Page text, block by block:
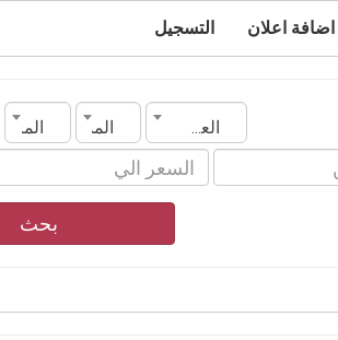
اضافة اعلان التسجيل
العراق المدينة الماركة
بحث